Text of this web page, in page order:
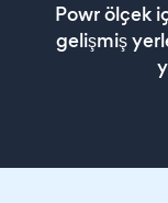
Powr ölçek
gelişmiş